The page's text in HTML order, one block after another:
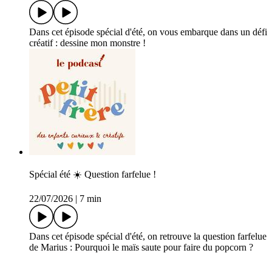
Dans cet épisode spécial d'été, on vous embarque dans un défi
créatif : dessine mon monstre !
Spécial été ☀️ Question farfelue !
22/07/2026 | 7 min
Dans cet épisode spécial d'été, on retrouve la question farfelue
de Marius : Pourquoi le maïs saute pour faire du popcorn ?